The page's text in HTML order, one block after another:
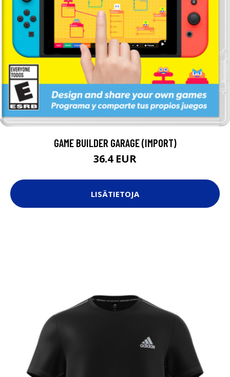
GAME BUILDER GARAGE (IMPORT)
36.4 EUR
LISÄTIETOJA